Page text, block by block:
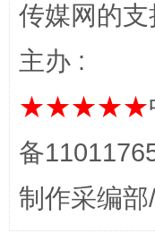
完善运行机制
传媒网的
主办 :
★★★★★
备
制作采编